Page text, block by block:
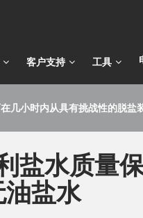
客户支持 工具
几小时内从具有挑战性的脱盐
盐水质量
盐水